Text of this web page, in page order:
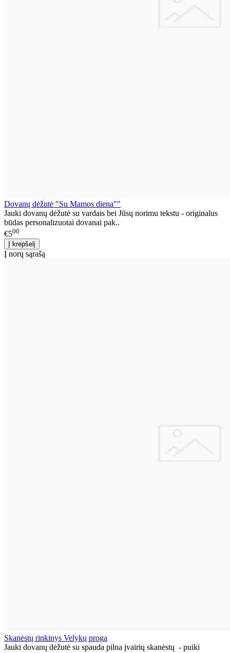
Dovanų dėžutė "Su Mamos diena""
Jauki dovanų dėžutė su vardais bei Jūsų norimu tekstu - originalus
būdas personalizuotai dovanai pak..
€500
Į norų sąrašą
Skanėstų rinkinys Velykų proga
Jauki dovanų dėžutė su spauda pilna įvairių skanėstų - puiki